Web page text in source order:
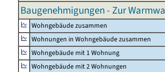
Baugenehmigungen - Zur
Wohngebäude zusammen
Wohnungen in Wohngebäude zusammen
Wohngebäude mit 1 Wohnung
Wohngebäude mit 2 Wohnungen